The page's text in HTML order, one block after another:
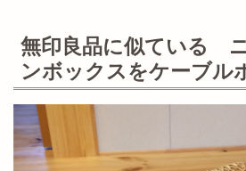
無印良品に似ている
ンボックスをケーブル